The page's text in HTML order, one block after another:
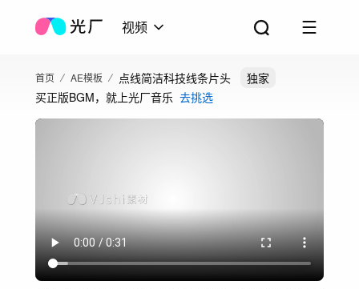
视频
首页 AE模板 点线简洁科技线条片头
独家
买正版BGM，就上光厂音乐 去挑选